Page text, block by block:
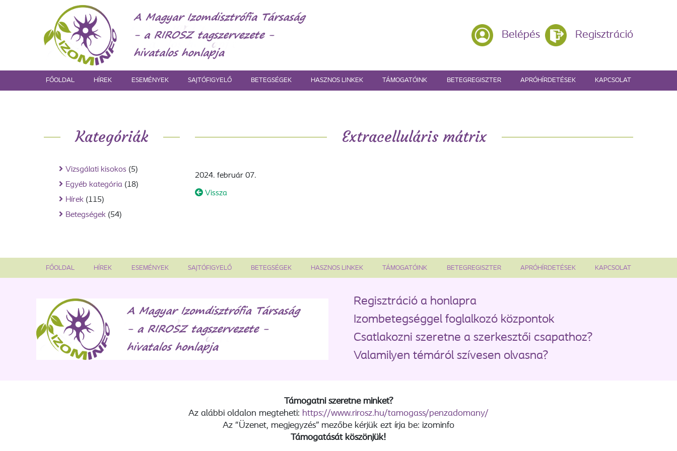
Belépés Regisztráció
FŐOLDAL HÍREK ESEMÉNYEK SAJTÓFIGYELŐ BETEGSÉGEK HASZNOS LINKEK TÁMOGATÓINK BETEGREGISZTER APRÓHÍRDETÉSEK KAPCSOLAT
Kategóriák
Vizsgálati kisokos (5)
Egyéb kategória (18)
Hírek (115)
Betegségek (54)
Extracelluláris mátrix
2024. február 07.
Vissza
FŐOLDAL HÍREK ESEMÉNYEK SAJTÓFIGYELŐ BETEGSÉGEK HASZNOS LINKEK TÁMOGATÓINK BETEGREGISZTER APRÓHÍRDETÉSEK KAPCSOLAT
Regisztráció a honlapra
Izombetegséggel foglalkozó központok
Csatlakozni szeretne a szerkesztői csapathoz?
Valamilyen témáról szívesen olvasna?
Támogatni szeretne minket?
Az alábbi oldalon megteheti: https://www.rirosz.hu/tamogass/penzadomany/
Az “Üzenet, megjegyzés” mezőbe kérjük ezt írja be: izominfo
Támogatását köszönjük!